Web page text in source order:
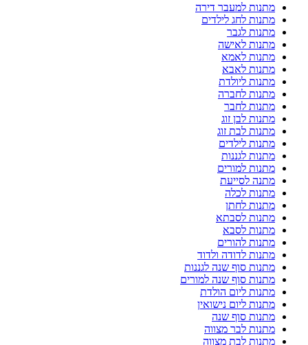
מתנות למעבר דירה
מתנות לחג לילדים
מתנות לגבר
מתנות לאישה
מתנות לאמא
מתנות לאבא
מתנות ליולדת
מתנות לחברה
מתנות לחבר
מתנות לבן זוג
מתנות לבת זוג
מתנות לילדים
מתנות לגננות
מתנות למורים
מתנה לסייעת
מתנות לכלה
מתנות לחתן
מתנות לסבתא
מתנות לסבא
מתנות להורים
מתנות לדודה ולדוד
מתנות סוף שנה לגננות
מתנות סוף שנה למורים
מתנות ליום הולדת
מתנות ליום נישואין
מתנות סוף שנה
מתנות לבר מצווה
מתנות לבת מצווה